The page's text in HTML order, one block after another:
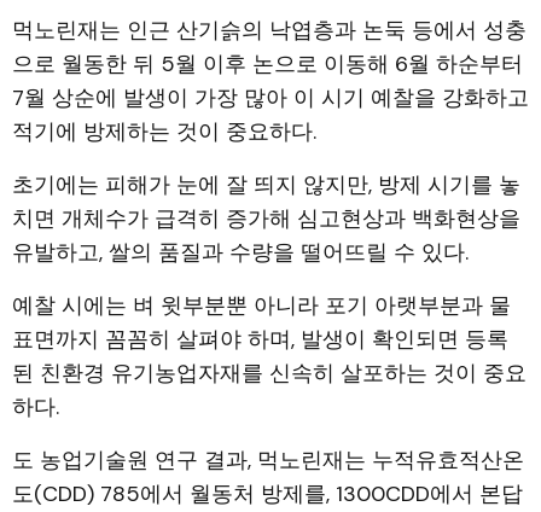
먹노린재는 인근 산기슭의 낙엽층과 논둑 등에서 성충
으로 월동한 뒤 5월 이후 논으로 이동해 6월 하순부터
7월 상순에 발생이 가장 많아 이 시기 예찰을 강화하고
적기에 방제하는 것이 중요하다.
초기에는 피해가 눈에 잘 띄지 않지만, 방제 시기를 놓
치면 개체수가 급격히 증가해 심고현상과 백화현상을
유발하고, 쌀의 품질과 수량을 떨어뜨릴 수 있다.
예찰 시에는 벼 윗부분뿐 아니라 포기 아랫부분과 물
표면까지 꼼꼼히 살펴야 하며, 발생이 확인되면 등록
된 친환경 유기농업자재를 신속히 살포하는 것이 중요
하다.
도 농업기술원 연구 결과, 먹노린재는 누적유효적산온
도(CDD) 785에서 월동처 방제를, 1300CDD에서 본답